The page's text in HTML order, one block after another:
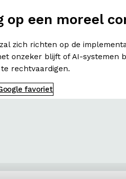
op een moreel
zich richten op de
onzeker blijft of AI-systemen
rechtvaardigen.
favoriet